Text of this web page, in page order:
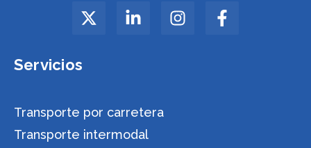
Servicios
Transporte por carretera
Transporte intermodal